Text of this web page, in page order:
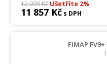
12 099 KčUšetříte 2%
11 857 Kč s DPH
FIMAP